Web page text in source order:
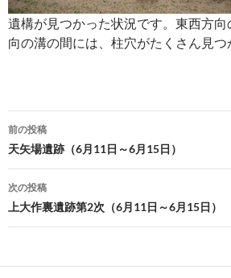
遺構が見つかった状況です。東西方
向の溝の間には、柱穴がたくさん見つ
投
稿
ナ
ビ
ゲ
ー
前の投稿
天矢場遺跡（6月11日～6月15日）
次の投稿
上大作裏遺跡第2次（6月11日～6月15日）